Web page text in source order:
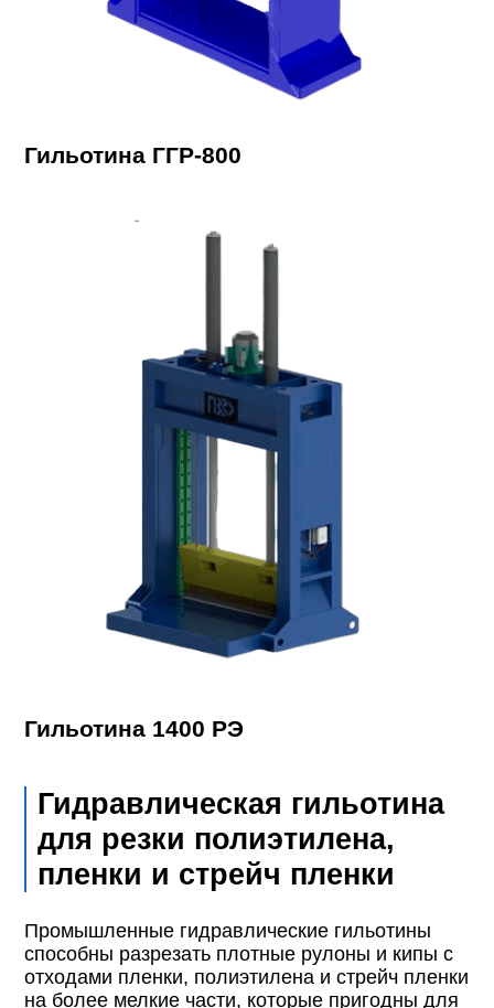
Гильотина ГГР-800
Гильотина 1400 РЭ
Гидравлическая гильотина
для резки полиэтилена,
пленки и стрейч пленки
Промышленные гидравлические гильотины
способны разрезать плотные рулоны и кипы с
отходами пленки, полиэтилена и стрейч пленки
на более мелкие части, которые пригодны для